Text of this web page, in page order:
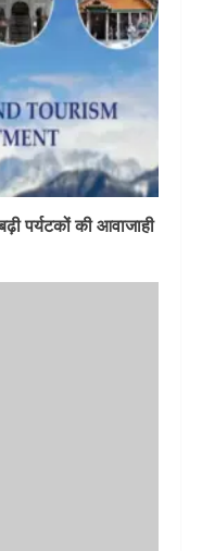
पर्यटकों की आवाजाही